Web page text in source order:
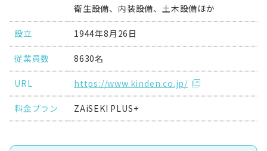
衛生設備、内装設備、土木設備ほか
設立 1944年8月26日
従業員数 8630名
URL https://www.kinden.co.jp/
料金プラン ZAiSEKI PLUS+